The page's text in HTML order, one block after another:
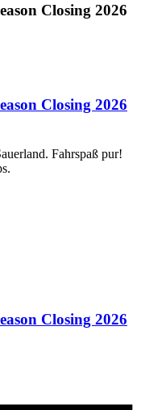
Closing 2026
Closing 2026
Fahrspaß pur!
Closing 2026